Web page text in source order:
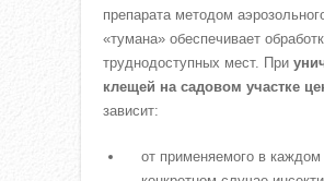
препарата методом
«тумана» обеспечивает
труднодоступных мест. При
клещей на садовом участке
зависит:
от применяемого в каждом